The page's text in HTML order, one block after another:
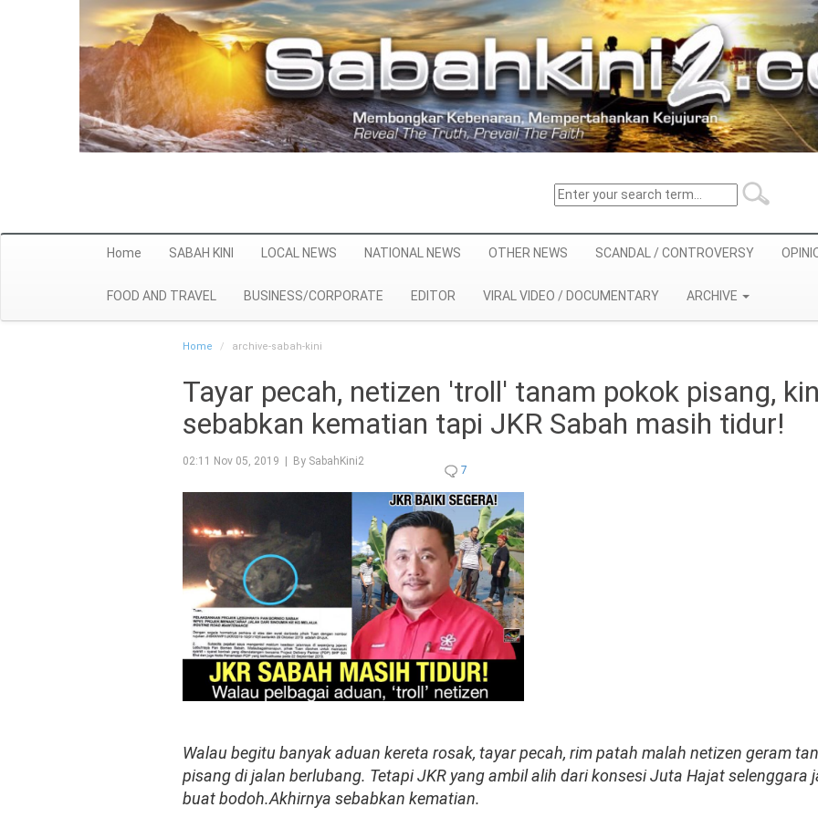
Home SABAH KINI LOCAL NEWS NATIONAL NEWS OTHER NEWS SCANDAL / CONTROVERSY
FOOD AND TRAVEL BUSINESS/CORPORATE EDITOR VIRAL VIDEO / DOCUMENTARY ARCHIVE
Home archive-sabah-kini
Tayar pecah, netizen 'troll' tanam pokok pisang,
sebabkan kematian tapi JKR Sabah masih tidur!
02:11 Nov 05, 2019 | By SabahKini2
7
Walau begitu banyak aduan kereta rosak, tayar pecah, rim patah malah netizen geram
pisang di jalan berlubang. Tetapi JKR yang ambil alih dari konsesi Juta Hajat selenggara
buat bodoh.Akhirnya sebabkan kematian.